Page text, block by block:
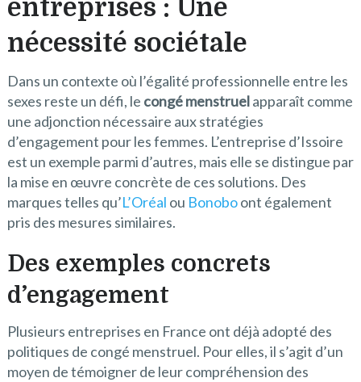
entreprises : Une
nécessité sociétale
Dans un contexte où l’égalité professionnelle entre les
sexes reste un défi, le congé menstruelapparaît comme
une adjonction nécessaire aux stratégies
d’engagement pour les femmes. L’entreprise d’Issoire
est un exemple parmi d’autres, mais elle se distingue par
la mise en œuvre concrète de ces solutions. Des
marques telles qu’L’Oréal ou Bonoboont également
pris des mesures similaires.
Des exemples concrets
d’engagement
Plusieurs entreprises en France ont déjà adopté des
politiques de congé menstruel. Pour elles, il s’agit d’un
moyen de témoigner de leur compréhension des